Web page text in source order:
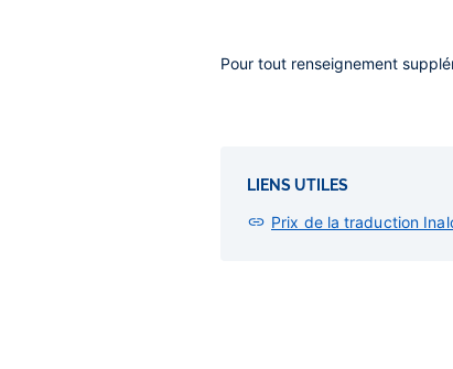
Pour tout renseignement
LIENS UTILES
Prix de la traduction